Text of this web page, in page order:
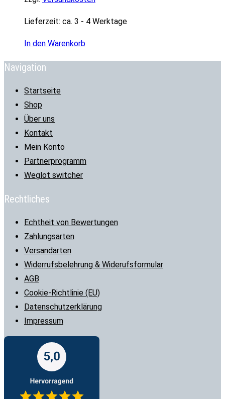
Lieferzeit: ca. 3 - 4 Werktage
In den Warenkorb
Navigation
Startseite
Shop
Über uns
Kontakt
Mein Konto
Partnerprogramm
Weglot switcher
Rechtliches
Echtheit von Bewertungen
Zahlungsarten
Versandarten
Widerrufsbelehrung & Widerufsformular
AGB
Cookie-Richtlinie (EU)
Datenschutzerklärung
Impressum